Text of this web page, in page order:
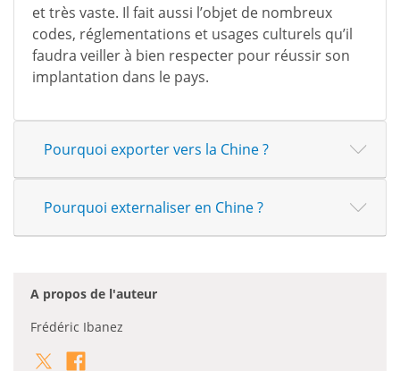
et très vaste. Il fait aussi l’objet de nombreux
codes, réglementations et usages culturels qu’il
faudra veiller à bien respecter pour réussir son
implantation dans le pays.
Pourquoi exporter vers la Chine ?
Pourquoi externaliser en Chine ?
A propos de l'auteur
Frédéric Ibanez